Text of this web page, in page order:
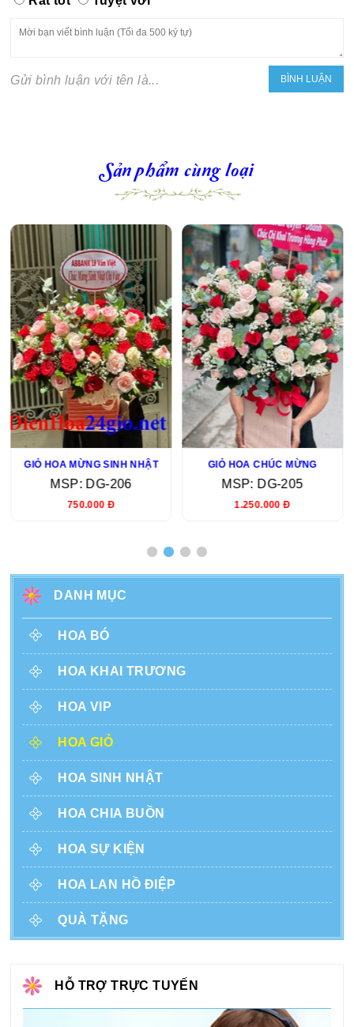
Gửi bình luận với tên là...
Sản phẩm cùng loại
GIỎ HOA MỪNG SINH NHẬT
MSP: DG-206
750.000 Đ
GIỎ HOA CHÚC MỪNG
MSP: DG-205
1.250.000 Đ
DANH MỤC
HOA BÓ
HOA KHAI TRƯƠNG
HOA VIP
HOA GIỎ
HOA SINH NHẬT
HOA CHIA BUỒN
HOA SỰ KIỆN
HOA LAN HỒ ĐIỆP
QUÀ TẶNG
HỖ TRỢ TRỰC TUYẾN